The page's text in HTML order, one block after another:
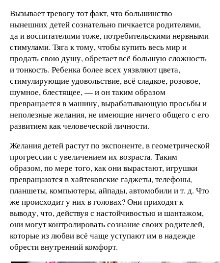
Вызывает тревогу тот факт, что большинство
нынешних детей сознательно пичкается родителями,
да и воспитателями тоже, потребительскими нервными
стимулами. Тяга к тому, чтобы купить весь мир и
продать свою душу, обретает всё большую сложность
и тонкость. Ребенка более всех уязвляют цвета,
стимулирующие удовольствие, всё сладкое, розовое,
шумное, блестящее, — и он таким образом
превращается в машину, вырабатывающую просьбы и
неполезные желания, не имеющие ничего общего с его
развитием как человеческой личности.
Желания детей растут по экспоненте, в геометрической
прогрессии с увеличением их возраста. Таким
образом, по мере того, как они вырастают, игрушки
превращаются в хайтековские гаджеты, телефоны,
планшеты, компьютеры, айпады, автомобили и т. д. Что
же происходит у них в головах? Они приходят к
выводу, что, действуя с настойчивостью и шантажом,
они могут контролировать сознание своих родителей,
которые из любви всё чаще уступают им в надежде
обрести внутренний комфорт.